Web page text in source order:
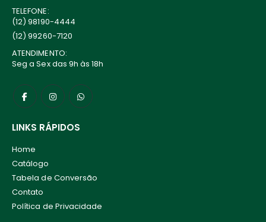
TELEFONE:
(12) 98190-4444
(12) 99260-7120
ATENDIMENTO:
Seg a Sex das 9h às 18h
LINKS RÁPIDOS
Home
Catálogo
Tabela de Conversão
Contato
Política de Privacidade